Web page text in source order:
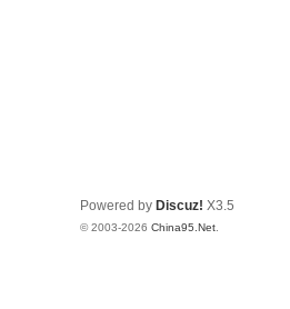
Powered by Discuz! X3.5
© 2003-2026 China95.Net